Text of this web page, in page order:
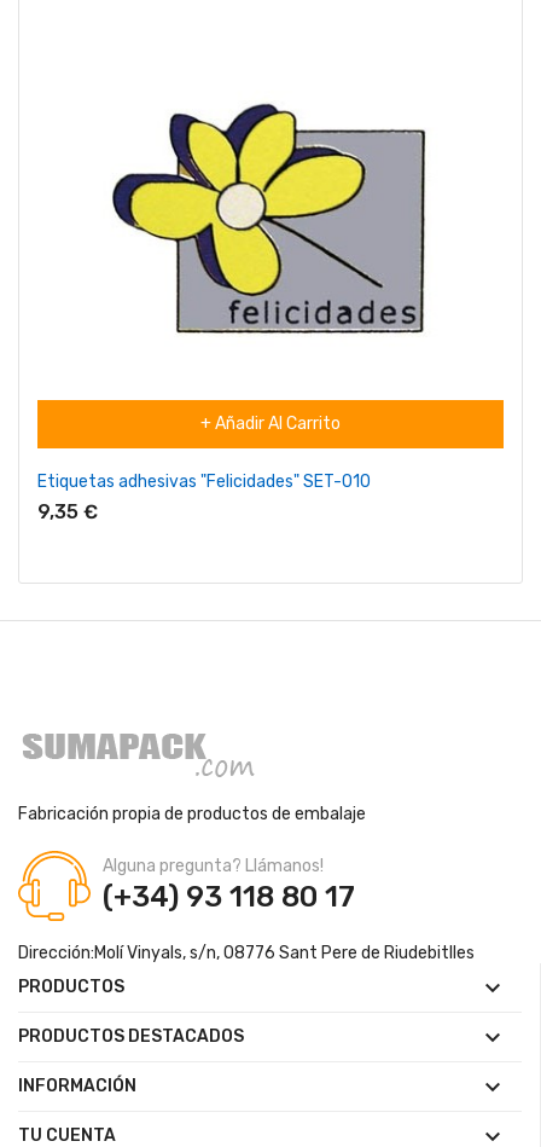
+ Añadir Al Carrito
Etiquetas adhesivas "Felicidades" SET-010
9,35 €
Fabricación propia de productos de embalaje
Alguna pregunta? Llámanos!
(+34) 93 118 80 17
Dirección:Molí Vinyals, s/n, 08776 Sant Pere de Riudebitlles
PRODUCTOS

PRODUCTOS DESTACADOS 
INFORMACIÓN 
TU CUENTA 